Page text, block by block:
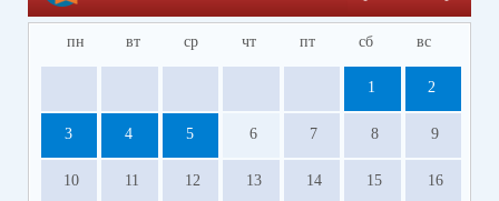
пн вт ср чт пт сб вс
1 2
3 4 5 6 7 8 9
10 11 12 13 14 15 16